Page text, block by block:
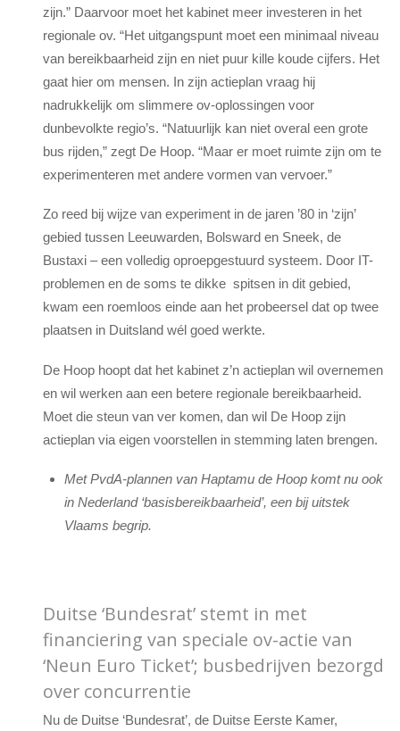
zijn.” Daarvoor moet het kabinet meer investeren in het
regionale ov. “Het uitgangspunt moet een minimaal niveau
van bereikbaarheid zijn en niet puur kille koude cijfers. Het
gaat hier om mensen. In zijn actieplan vraag hij
nadrukkelijk om slimmere ov-oplossingen voor
dunbevolkte regio’s. “Natuurlijk kan niet overal een grote
bus rijden,” zegt De Hoop. “Maar er moet ruimte zijn om te
experimenteren met andere vormen van vervoer.”
Zo reed bij wijze van experiment in de jaren ’80 in ‘zijn’
gebied tussen Leeuwarden, Bolsward en Sneek, de
Bustaxi – een volledig oproepgestuurd systeem. Door IT-
problemen en de soms te dikke spitsen in dit gebied,
kwam een roemloos einde aan het probeersel dat op twee
plaatsen in Duitsland wél goed werkte.
De Hoop hoopt dat het kabinet z’n actieplan wil overnemen
en wil werken aan een betere regionale bereikbaarheid.
Moet die steun van ver komen, dan wil De Hoop zijn
actieplan via eigen voorstellen in stemming laten brengen.
Met PvdA-plannen van Haptamu de Hoop komt nu ook
in Nederland ‘basisbereikbaarheid’, een bij uitstek
Vlaams begrip.
Duitse ‘Bundesrat’ stemt in met
financiering van speciale ov-actie van
‘Neun Euro Ticket’; busbedrijven bezorgd
over concurrentie
Nu de Duitse ‘Bundesrat’, de Duitse Eerste Kamer,